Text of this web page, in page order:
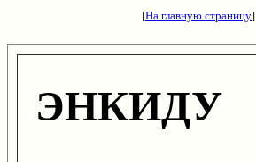
[На главную страницу]
ЭНКИДУ